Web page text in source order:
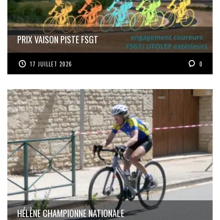
PRIX VAISON PISTE FSGT
17 JUILLET 2026 0
HÉLÈNE CHAMPIONNE NATIONALE